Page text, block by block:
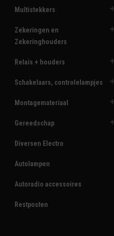
Multistekkers
Zekeringen en
Zekeringhouders
Relais + houders
Schakelaars, controlelampjes
Montagemateriaal
Gereedschap
Diversen Electro
Autolampen
Autoradio accessoires
Restposten